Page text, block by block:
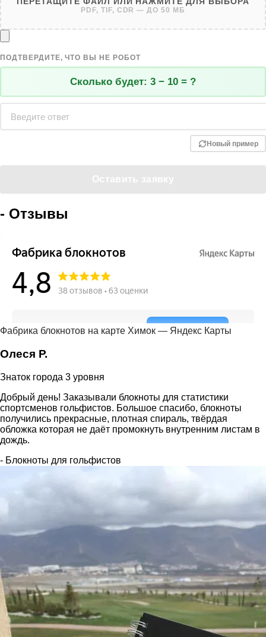
PDF, TIF, CDR — ДО 50 МБ
ПОДТВЕРДИТЕ, ЧТО ВЫ НЕ РОБОТ
Сколько будет: 3 − 10 = ?
Новый пример
- Отзывы
Фабрика блокнотов на карте Химок — Яндекс Карты
Олеся Р.
Знаток города 3 уровня
Добрый день! Заказывали блокноты для статистики
спортсменов гольфистов. Большое спасибо, блокноты
получились прекрасные, плотная спираль, твёрдая
обложка которая не даёт промокнуть внутренним листам в
дождь.
- Блокноты для гольфистов